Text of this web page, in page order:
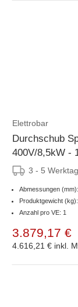
Elettrobar
Durchschub
400V/8,5kW -
3 - 5
Abmessungen
Produktgewicht
Anzahl pro VE: 1
3.879,17 €
4.616,21 € inkl.